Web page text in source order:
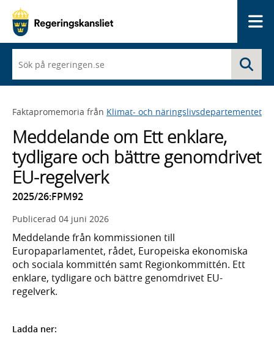
du
börjar
skriva
framträder
lista
med
sökförslag
Faktapromemoria från Klimat- och näringslivsdepartementet
Meddelande om Ett enklare,
tydligare och bättre genomdrivet
EU-regelverk
2025/26:FPM92
Publicerad 04 juni 2026
Meddelande från kommissionen till
Europaparlamentet, rådet, Europeiska ekonomiska
och sociala kommittén samt Regionkommittén. Ett
enklare, tydligare och bättre genomdrivet EU-
regelverk.
Ladda ner: